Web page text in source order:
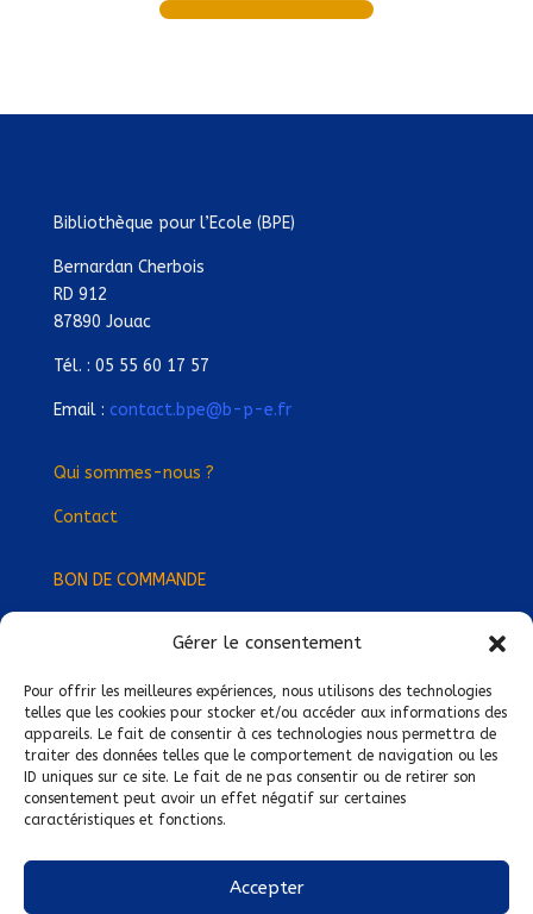
Gérer le consentement
Pour offrir les meilleures expériences, nous utilisons des technologies
telles que les cookies pour stocker et/ou accéder aux informations des
appareils. Le fait de consentir à ces technologies nous permettra de
traiter des données telles que le comportement de navigation ou les
ID uniques sur ce site. Le fait de ne pas consentir ou de retirer son
consentement peut avoir un effet négatif sur certaines
caractéristiques et fonctions.
Accepter
Bibliothèque pour l’Ecole (BPE)
Bernardan Cherbois
RD 912
87890 Jouac
Tél. : 05 55 60 17 57
Email : contact.bpe@b-p-e.fr
Qui sommes-nous ?
Contact
BON DE COMMANDE
Devenez Délégué·e Régional·e !
Trouvez-nous près de chez vous !
Mentions légales
Conditions générales de vente
Politique de confidentialité